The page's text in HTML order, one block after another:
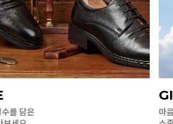
를 담은
마